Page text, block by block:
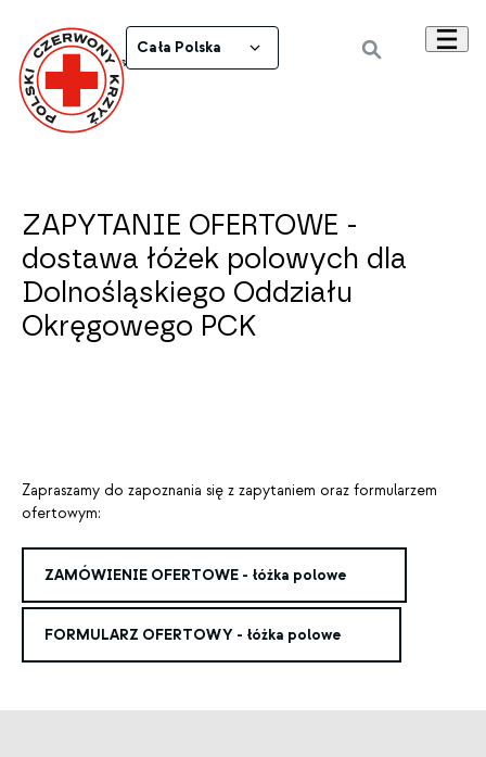
Cała Polska
Powrót do wszystkich ogłoszeń
ZAPYTANIE OFERTOWE -
dostawa łóżek polowych dla
Dolnośląskiego Oddziału
Okręgowego PCK
Zapraszamy do zapoznania się z zapytaniem oraz formularzem
ofertowym:
ZAMÓWIENIE OFERTOWE - łóżka polowe
FORMULARZ OFERTOWY - łóżka polowe